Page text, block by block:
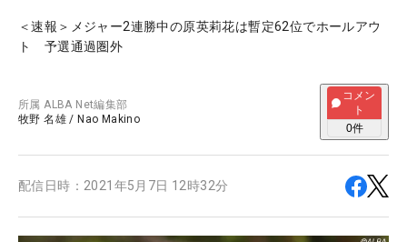
＜速報＞メジャー2連勝中の原英莉花は暫定62位でホールアウ
ト 予選通過圏外
所属ALBA Net編集部
牧野 名雄 / Nao Makino
コメン
ト
0件
配信日時： 2021年5月7日 12時32分